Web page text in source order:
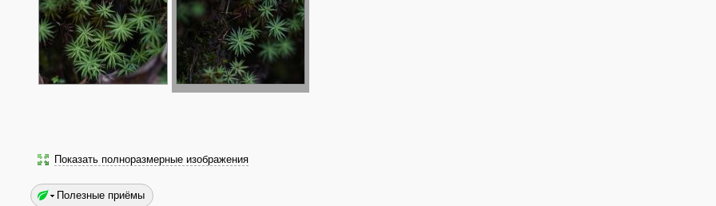
Показать полноразмерные изображения
Полезные приёмы